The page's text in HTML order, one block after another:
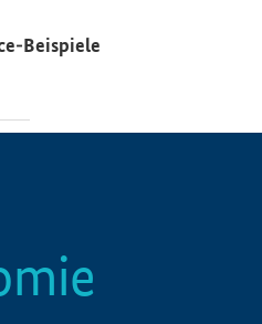
Beispiele